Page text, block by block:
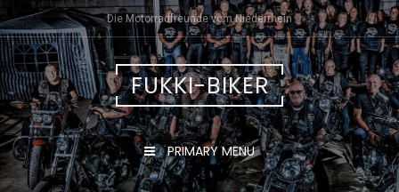
to
content
Die Motorradfreunde vom Niederrhein
FUKKI-BIKER
PRIMARY MENU